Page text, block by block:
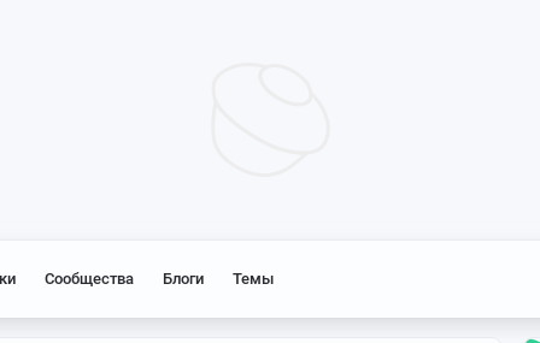
Сообщества Блоги Темы